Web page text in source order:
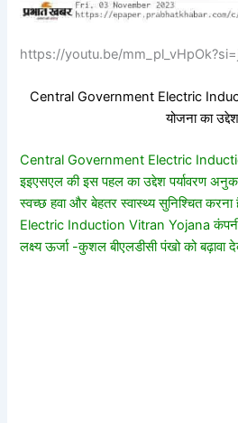
https://youtu.be/
Central Government Electric
योजना का उद्देश
Central Government Electric
इइएसएल की इस पहल का उद्देश पर्यावरण
स्वच्छ हवा और बेहतर स्वास्थ्य सुनिश्चित
Electric Induction Vitran Yojana
लक्ष्य ऊर्जा -कुशल बीएलडीसी पंखो को बढ़ावा